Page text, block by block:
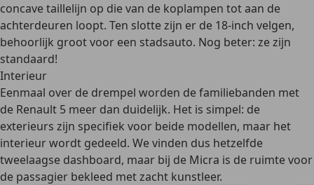
concave taillelijn op die van de koplampen tot aan de
achterdeuren loopt. Ten slotte zijn er de 18-inch velgen,
behoorlijk groot voor een stadsauto. Nog beter: ze zijn
standaard!
Interieur
Eenmaal over de drempel worden de familiebanden met
de Renault 5 meer dan duidelijk. Het is simpel: de
exterieurs zijn specifiek voor beide modellen, maar het
interieur wordt gedeeld. We vinden dus hetzelfde
tweelaagse dashboard, maar bij de Micra is de ruimte voor
de passagier bekleed met zacht kunstleer.